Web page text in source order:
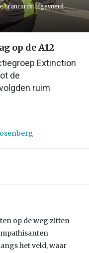
brancards afgevoerd
op de A12
Extinction
de
ruim
op de weg zitten
het veld, waar